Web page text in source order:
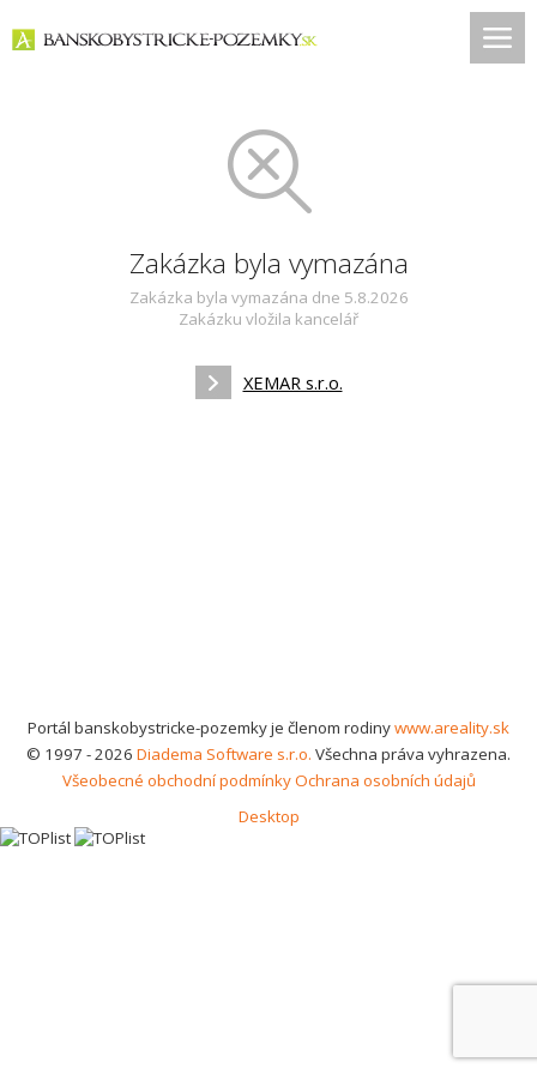
Zakázka byla vymazána
Zakázka byla vymazána dne 5.8.2026
Zakázku vložila kancelář
XEMAR s.r.o.
Portál banskobystricke-pozemky je členom rodinywww.areality.sk
© 1997 - 2026 Diadema Software s.r.o. Všechna práva vyhrazena.
Všeobecné obchodní podmínkyOchrana osobních údajů
Desktop